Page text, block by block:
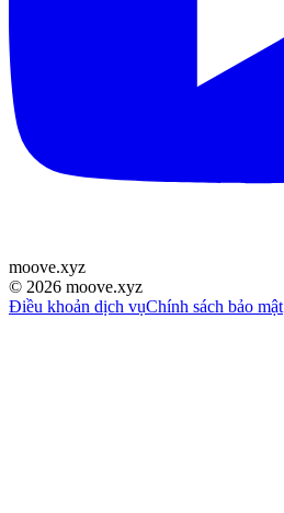
moove.xyz
© 2026 moove.xyz
Điều khoản dịch vụChính sách bảo mật